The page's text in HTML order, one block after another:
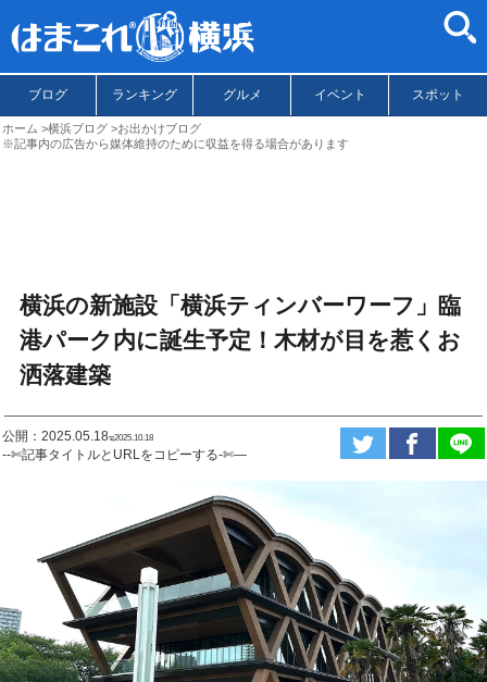
ブログ ランキング グルメ イベント スポット
ホーム 横浜ブログ
お出かけブログ
※記事内の広告から媒体維持のために収益を得る場合があります
横浜の新施設「横浜ティンバーワーフ」臨
港パーク内に誕生予定！木材が目を惹くお
洒落建築
公開：2025.05.18ಇ2025.10.18
--✄記事タイトルとURLをコピーする-✄—